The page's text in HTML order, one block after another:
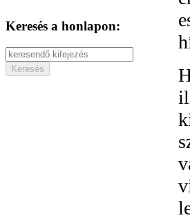
Keresés a honlapon: